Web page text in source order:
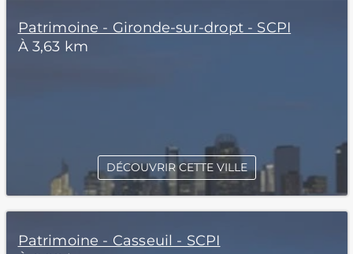
Patrimoine - Gironde-sur-dropt - SCPI
À 3,63 km
DÉCOUVRIR CETTE VILLE
Patrimoine - Casseuil - SCPI